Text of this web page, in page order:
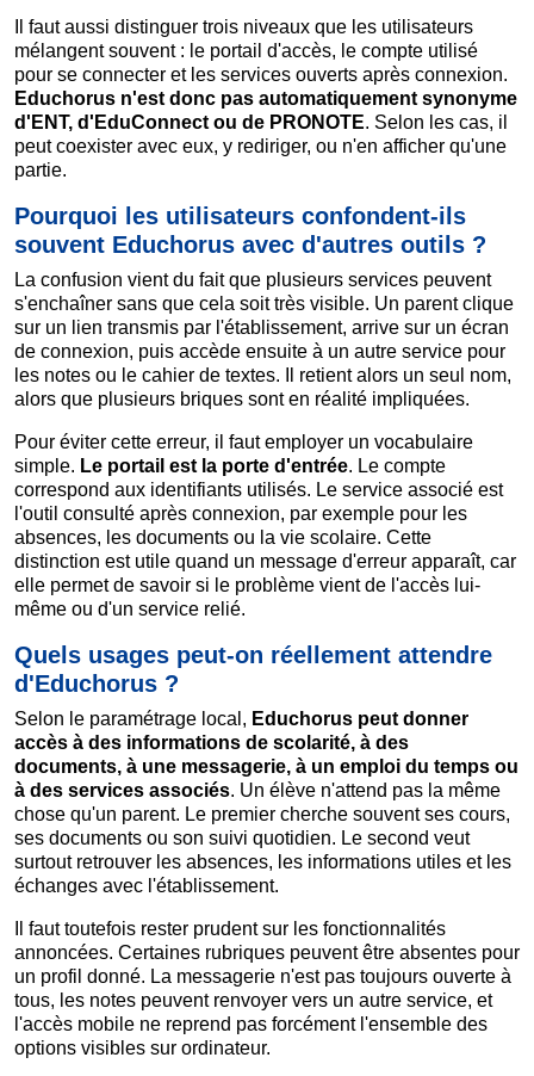
Il faut aussi distinguer trois niveaux que les utilisateurs
mélangent souvent : le portail d'accès, le compte utilisé
pour se connecter et les services ouverts après connexion.
Educhorus n'est donc pas automatiquement synonyme
d'ENT, d'EduConnect ou de PRONOTE. Selon les cas, il
peut coexister avec eux, y rediriger, ou n'en afficher qu'une
partie.
Pourquoi les utilisateurs confondent-ils
souvent Educhorus avec d'autres outils ?
La confusion vient du fait que plusieurs services peuvent
s'enchaîner sans que cela soit très visible. Un parent clique
sur un lien transmis par l'établissement, arrive sur un écran
de connexion, puis accède ensuite à un autre service pour
les notes ou le cahier de textes. Il retient alors un seul nom,
alors que plusieurs briques sont en réalité impliquées.
Pour éviter cette erreur, il faut employer un vocabulaire
simple. Le portail est la porte d'entrée. Le compte
correspond aux identifiants utilisés. Le service associé est
l'outil consulté après connexion, par exemple pour les
absences, les documents ou la vie scolaire. Cette
distinction est utile quand un message d'erreur apparaît, car
elle permet de savoir si le problème vient de l'accès lui-
même ou d'un service relié.
Quels usages peut-on réellement attendre
d'Educhorus ?
Selon le paramétrage local, Educhorus peut donner
accès à des informations de scolarité, à des
documents, à une messagerie, à un emploi du temps ou
à des services associés. Un élève n'attend pas la même
chose qu'un parent. Le premier cherche souvent ses cours,
ses documents ou son suivi quotidien. Le second veut
surtout retrouver les absences, les informations utiles et les
échanges avec l'établissement.
Il faut toutefois rester prudent sur les fonctionnalités
annoncées. Certaines rubriques peuvent être absentes pour
un profil donné. La messagerie n'est pas toujours ouverte à
tous, les notes peuvent renvoyer vers un autre service, et
l'accès mobile ne reprend pas forcément l'ensemble des
options visibles sur ordinateur.